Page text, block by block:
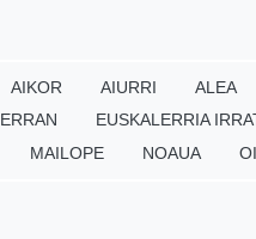
AIKOR AIURRI ALEA
ERRAN EUSKALERRIA
MAILOPE NOAUA